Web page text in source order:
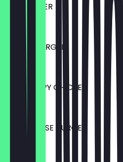
HAMBURGER
€ 14,00
CHEESE BURGER
€ 16,00
CHILI CRISPY CHICKEN
€ 16,00
CHILI CHEESE BURGER